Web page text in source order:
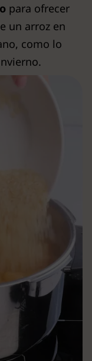
para ofrecer
un arroz en
como lo